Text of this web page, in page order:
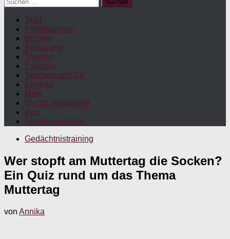
nach:
Start
Fortbildungen
Bücher
Betreuung
Themen
Exklusiv
Taschen und Co.
Kontakt
Maw
Nichts verpassen!
App
Stellenangebote
Gedächtnistraining
Wer stopft am Muttertag die Socken?
Ein Quiz rund um das Thema
Muttertag
von Annika